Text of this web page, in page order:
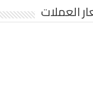
العملات